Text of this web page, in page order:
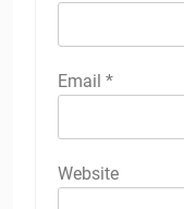
Email *
Website